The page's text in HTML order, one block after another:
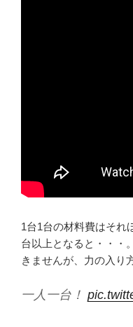
1台1台の材料費はそれ
台以上となると・・・
きませんが、力の入り
一人一台！